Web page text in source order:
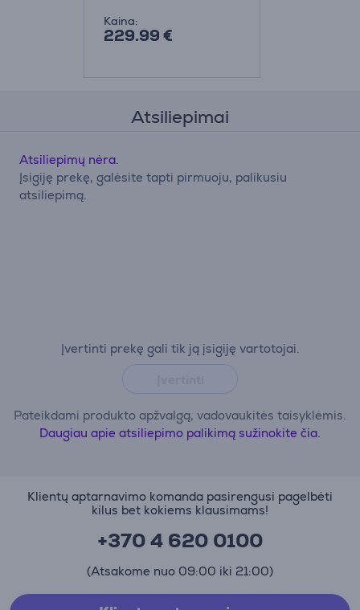
Kaina:
229.99 €
Atsiliepimai
Įvertinti prekę gali tik ją įsigiję vartotojai.
Pateikdami produkto apžvalgą, vadovaukitės taisyklėmis.
Daugiau apie atsiliepimo palikimą sužinokite čia.
Atsiliepimų nėra.
Įsigiję prekę, galėsite tapti pirmuoju, palikusiu
atsiliepimą.
Klientų aptarnavimo komanda pasirengusi pagelbėti
kilus bet kokiems klausimams!
+370 4 620 0100
(Atsakome nuo 09:00 iki 21:00)